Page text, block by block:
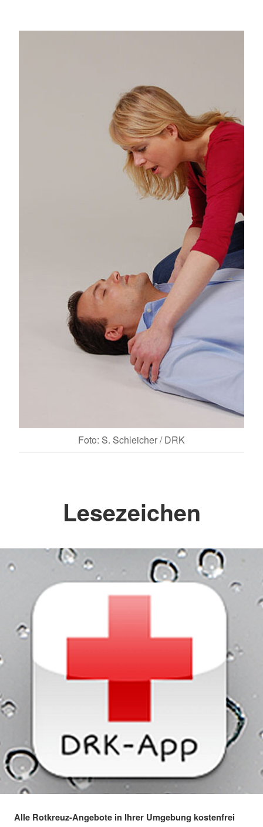
Foto: S. Schleicher / DRK
Lesezeichen
Alle Rotkreuz-Angebote in Ihrer Umgebung kostenfrei